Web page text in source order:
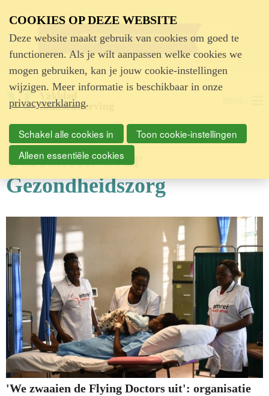
Advertentie
Berichten over
Gezondheidszorg
'We zwaaien de Flying Doctors uit': organisatie
COOKIES OP DEZE WEBSITE
Deze website maakt gebruik van cookies om goed te
functioneren. Als je wilt aanpassen welke cookies we
mogen gebruiken, kan je jouw cookie-instellingen
wijzigen. Meer informatie is beschikbaar in onze
privacyverklaring.
Schakel alle cookies in
Toon cookie-instellingen
Alleen essentiële cookies